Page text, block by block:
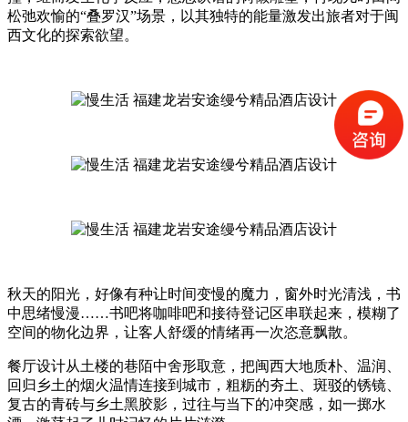
松弛欢愉的“叠罗汉”场景，以其独特的能量激发出旅者对于闽
西文化的探索欲望。
秋天的阳光，好像有种让时间变慢的魔力，窗外时光清浅，书
中思绪慢漫……书吧将咖啡吧和接待登记区串联起来，模糊了
空间的物化边界，让客人舒缓的情绪再一次恣意飘散。
餐厅设计从土楼的巷陌中舍形取意，把闽西大地质朴、温润、
回归乡土的烟火温情连接到城市，粗粝的夯土、斑驳的锈镜、
复古的青砖与乡土黑胶影，过往与当下的冲突感，如一掷水